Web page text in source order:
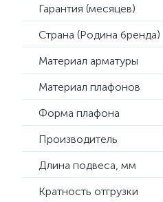
Гарантия (месяцев)
Страна (Родина бренда)
Материал арматуры
Материал плафонов
Форма плафона
Производитель
Длина подвеса, мм
Кратность отгрузки